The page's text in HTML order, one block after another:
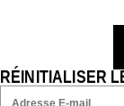
RÉINITIALISER